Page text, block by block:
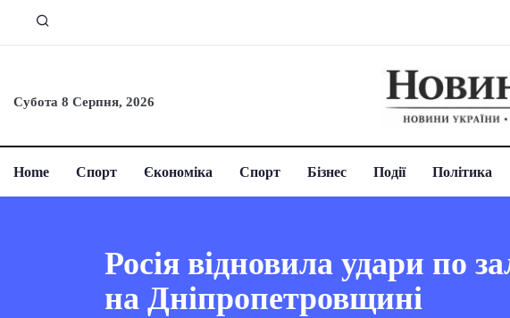
Субота 8 Серпня, 2026
Home Спорт Єкономіка Спорт Бізнес Події Політика
Росія відновила удари по
на Дніпропетровщині